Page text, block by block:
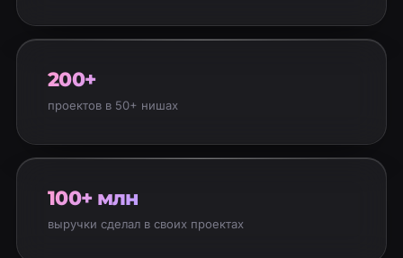
200+
проектов в 50+ нишах
100+ млн
выручки сделал в своих проектах